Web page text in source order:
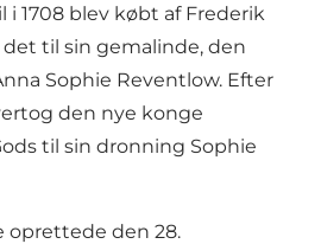
1708 blev købt af Frederik
til sin gemalinde, den
Sophie Reventlow. Efter
den nye konge
til sin dronning Sophie
oprettede den 28.